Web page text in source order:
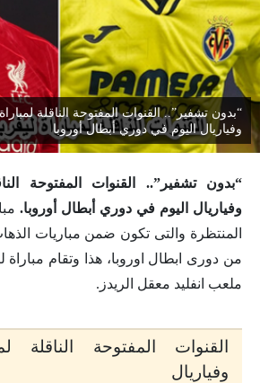
“بدون تشفير”.. القنوات المفتوحة الناقلة
وفياريال اليوم في دوري أبطال أوروبا
“بدون تشفير”.. القنوات المفتوحة
وفياريال اليوم في دوري أبطال أوروبا.
المنتظرة والتى تكون ضمن مباريات
من دورى ابطال اوروبا، هذا وتقام مباراة
ملعب انفليد معقل الريدز.
القنوات المفتوحة الناقلة
وفياريال